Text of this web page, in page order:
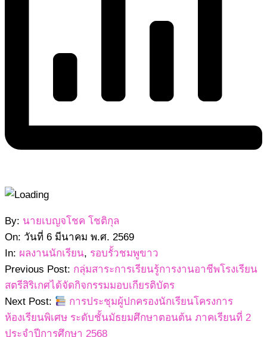
2569-
03-
06
By: นายเบญจโชค โชติกุล
On: วันที่ 6 มีนาคม พ.ศ. 2569
In: ผลงานนักเรียน, รอบรั้วชมพูขาว
Previous Post: กลุ่มสาระการเรียนรู้การงานอาชีพโรงเรียน
สตรีสิริเกศได้จัดกิจกรรมมอบเกียรติบัตร
Next Post:
การประชุมผู้ปกครองนักเรียนโครงการ
ห้องเรียนพิเศษ ระดับชั้นมัธยมศึกษาตอนต้น ภาคเรียนที่ 2
ประจำปีการศึกษา 2568